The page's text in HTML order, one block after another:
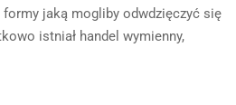
formy jaką mogliby odwdzięczyć się
istniał handel wymienny,